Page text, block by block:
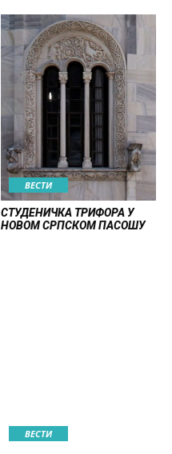
ВЕСТИ
СТУДЕНИЧКА ТРИФОРА У
НОВОМ СРПСКОМ ПАСОШУ
ВЕСТИ